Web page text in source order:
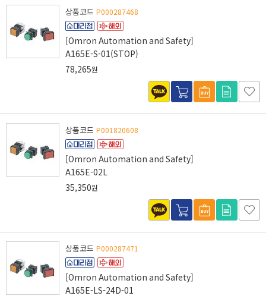
상품코드 P000287468
[Omron Automation and Safety]
A165E-S-01(STOP)
78,265원
상품코드 P001820608
[Omron Automation and Safety]
A165E-02L
35,350원
상품코드 P000287471
[Omron Automation and Safety]
A165E-LS-24D-01